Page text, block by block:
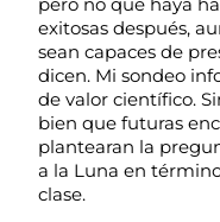
exitosas después,
sean capaces de
dicen. Mi sondeo
de valor científico.
bien que futuras
plantearan la
a la Luna en
clase.